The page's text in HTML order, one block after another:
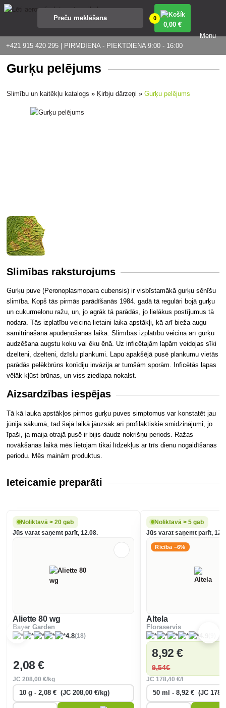
+421 915 420 295 | PIRMDIENA - PIEKTDIENA 9:00 - 16:00
0
0,00 €
Menu
Gurķu pelējums
Slimību un kaitēkļu katalogs » Ķirbju dārzeņi »Gurķu pelējums
Slimības raksturojums
Gurķu puve (Peronoplasmopara cubensis) ir visbīstamākā gurķu sēnīšu
slimība. Kopš tās pirmās parādīšanās 1984. gadā tā regulāri bojā gurķu
un cukurmelonu ražu, un, jo agrāk tā parādās, jo lielākus postījumus tā
nodara. Tās izplatību veicina lietaini laika apstākļi, kā arī bieža augu
samitrināšana apūdeņošanas laikā. Slimības izplatību veicina arī gurķu
audzēšana augstu koku vai ēku ēnā. Uz inficētajām lapām veidojas sīki
dzelteni, dzelteni, dzīslu plankumi. Lapu apakšējā pusē plankumu vietās
parādās pelēkbrūns konīdiju invāzija ar tumšām sporām. Inficētās lapas
vēlāk kļūst brūnas, un viss ziedlapa nokalst.
Aizsardzības iespējas
Tā kā lauka apstākļos pirmos gurķu puves simptomus var konstatēt jau
jūnija sākumā, tad šajā laikā jāuzsāk arī profilaktiskie smidzinājumi, jo
īpaši, ja maija otrajā pusē ir bijis daudz nokrišņu periods. Ražas
novākšanas laikā mēs lietojam tikai līdzekļus ar trīs dienu nogaidīšanas
periodu. Mēs mainām produktus.
Ieteicamie preparāti
Noliktavā > 20 gab
Jūs varat saņemt parīt, 12.08.
Aliette 80 wg
Bayer Garden
4.8(18)
2,08 €
JC208,00 €/kg
Noliktavā > 5 gab
Jūs varat saņemt parīt,
Rīcība −6%
Altela
Floraservis
8,92 €
9,54€
JC 178,40 €/l